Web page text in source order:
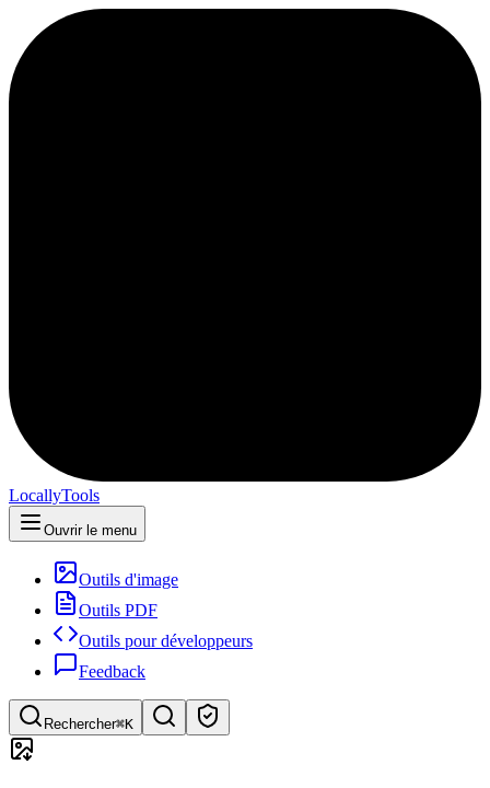
LocallyTools
Ouvrir le menu
Outils d'image
Outils PDF
Outils pour développeurs
Feedback
Rechercher⌘K
Rechercher des outils